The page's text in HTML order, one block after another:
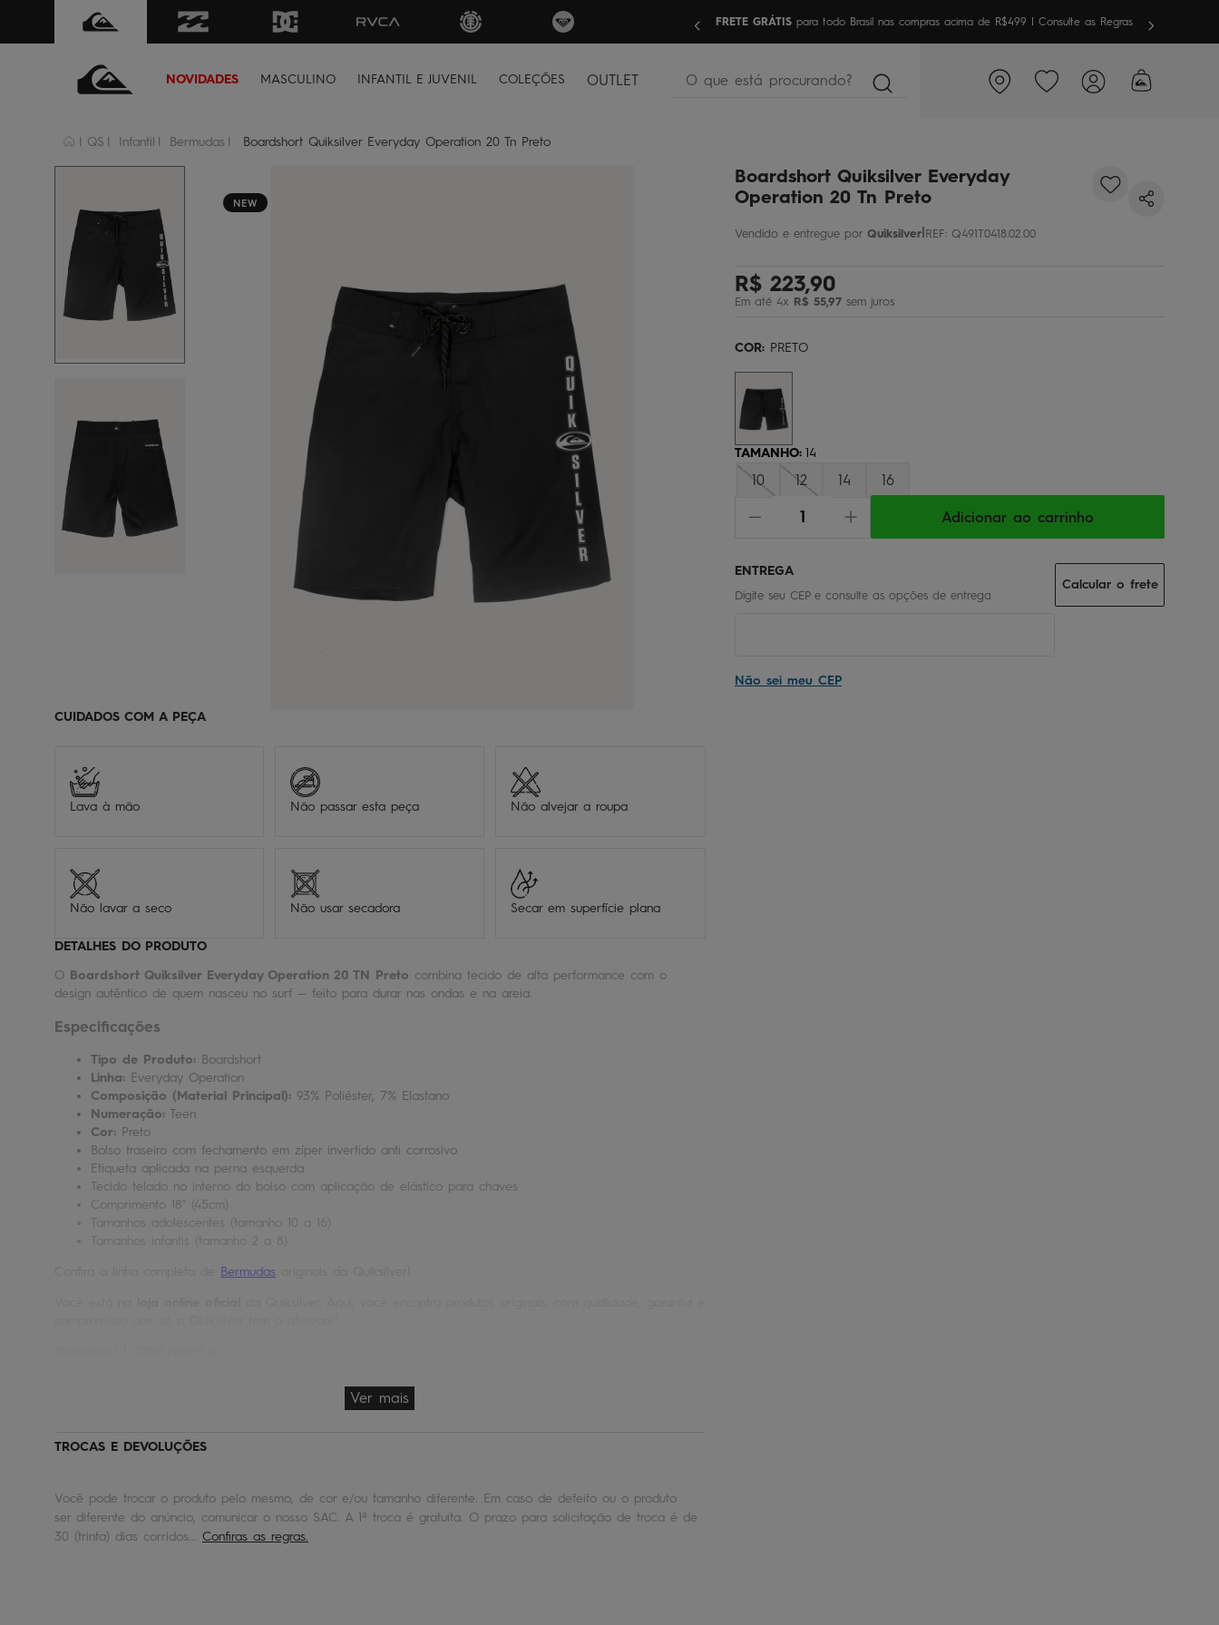
FRETE GRÁTIS para todo Brasil nas compras acima de R$499 | Consulte as Regras Sua primeira vez aqui? Garanta10% OFFem sua 1ª compra
NOVIDADES MASCULINO INFANTIL E JUVENIL COLEÇÕES OUTLET
O que está procurando?
QS Infantil Bermudas Boardshort Quiksilver Everyday Operation 20 Tn Preto
NEW
CUIDADOS COM A PEÇA
Lava à mão Não passar esta peça Não alvejar a roupa
Não lavar a seco Não usar secadora Secar em superfície plana
DETALHES DO PRODUTO
O Boardshort Quiksilver Everyday Operation 20 TN Preto combina tecido de alta performance com o
design autêntico de quem nasceu no surf — feito para durar nas ondas e na areia.
Especificações
Tipo de Produto: Boardshort
Linha: Everyday Operation
Composição (Material Principal): 93% Poliéster, 7% Elastano
Numeração: Teen
Cor: Preto
Bolso traseiro com fechamento em zíper invertido anti corrosivo
Etiqueta aplicada na perna esquerda
Tecido telado no interno do bolso com aplicação de elástico para chaves
Comprimento 18" (45cm)
Tamanhos adolescentes (tamanho 10 a 16)
Tamanhos infantis (tamanho 2 a 8)
Bermudas
Ver mais
TROCAS E DEVOLUÇÕES
Você pode trocar o produto pelo mesmo, de cor e/ou tamanho diferente. Em caso de defeito ou o produto
ser diferente do anúncio, comunicar o nosso SAC. A 1ª troca é gratuita. O prazo para solicitação de troca é de
30 (trinta) dias corridos... Confiras as regras.
Boardshort Quiksilver Everyday
Operation 20 Tn Preto
Quiksilver|REF: Q491T0418.02.00
R$ 223,90
Em até 4x R$ 55,97sem juros
COR: PRETO
TAMANHO: 14
10 12 14 16
Adicionar ao carrinho
Não sei meu CEP
Calcular o frete
º
8